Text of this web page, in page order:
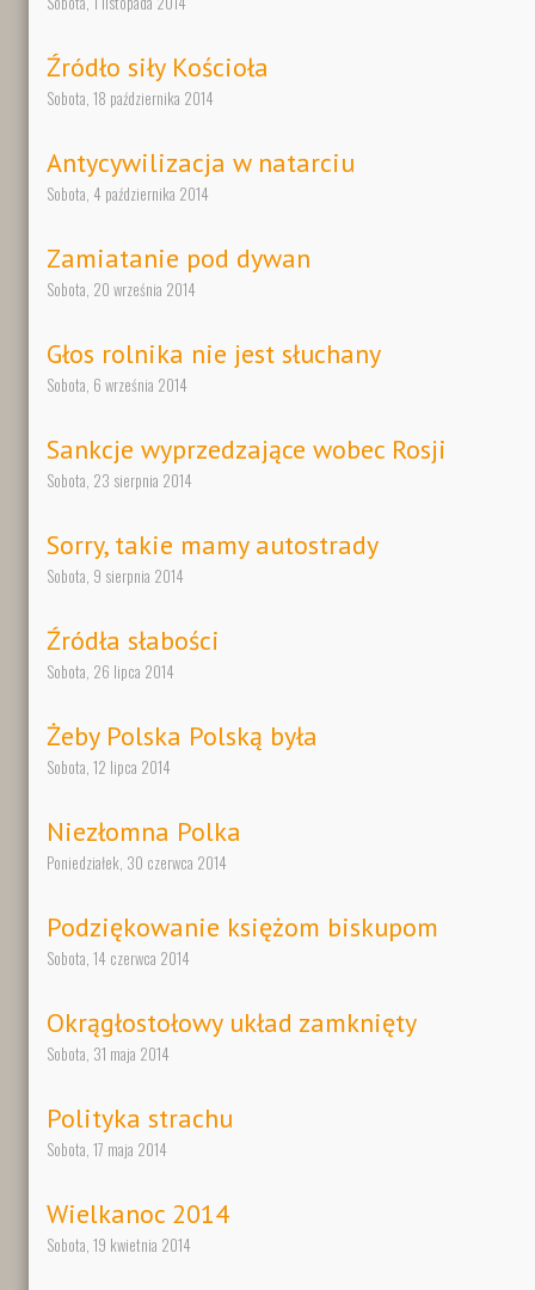
Źródło siły Kościoła
Sobota, 18 października 2014
Antycywilizacja w natarciu
Sobota, 4 października 2014
Zamiatanie pod dywan
Sobota, 20 września 2014
Głos rolnika nie jest słuchany
Sobota, 6 września 2014
Sankcje wyprzedzające wobec Rosji
Sobota, 23 sierpnia 2014
Sorry, takie mamy autostrady
Sobota, 9 sierpnia 2014
Źródła słabości
Sobota, 26 lipca 2014
Żeby Polska Polską była
Sobota, 12 lipca 2014
Niezłomna Polka
Poniedziałek, 30 czerwca 2014
Podziękowanie księżom biskupom
Sobota, 14 czerwca 2014
Okrągłostołowy układ zamknięty
Sobota, 31 maja 2014
Polityka strachu
Sobota, 17 maja 2014
Wielkanoc 2014
Sobota, 19 kwietnia 2014